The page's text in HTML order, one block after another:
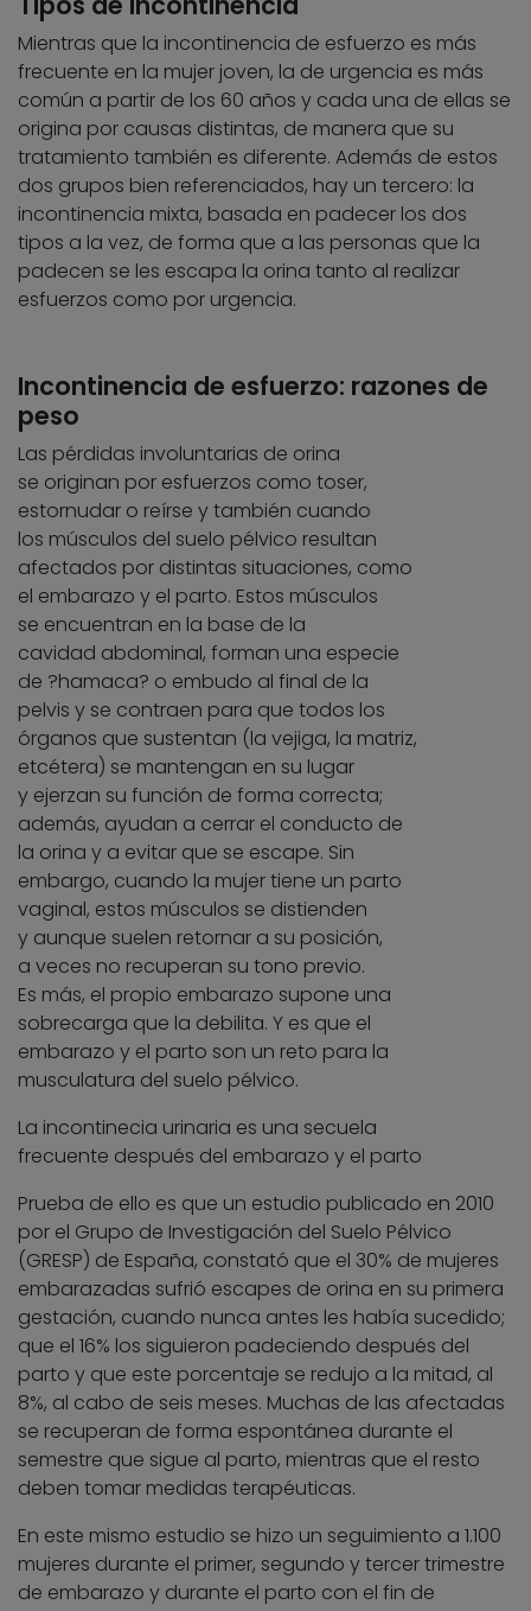
Mientras que la incontinencia de esfuerzo es más
frecuente en la mujer joven, la de urgencia es más
común a partir de los 60 años y cada una de ellas se
origina por causas distintas, de manera que su
tratamiento también es diferente. Además de estos
dos grupos bien referenciados, hay un tercero: la
incontinencia mixta, basada en padecer los dos
tipos a la vez, de forma que a las personas que la
padecen se les escapa la orina tanto al realizar
esfuerzos como por urgencia.
Incontinencia de esfuerzo: razones de
peso
Las pérdidas involuntarias de orina
se originan por esfuerzos como toser,
estornudar o reírse y también cuando
los músculos del suelo pélvico resultan
afectados por distintas situaciones, como
el embarazo y el parto. Estos músculos
se encuentran en la base de la
cavidad abdominal, forman una especie
de ?hamaca? o embudo al final de la
pelvis y se contraen para que todos los
órganos que sustentan (la vejiga, la matriz,
etcétera) se mantengan en su lugar
y ejerzan su función de forma correcta;
además, ayudan a cerrar el conducto de
la orina y a evitar que se escape. Sin
embargo, cuando la mujer tiene un parto
vaginal, estos músculos se distienden
y aunque suelen retornar a su posición,
a veces no recuperan su tono previo.
Es más, el propio embarazo supone una
sobrecarga que la debilita. Y es que el
embarazo y el parto son un reto para la
musculatura del suelo pélvico.
La incontinecia urinaria es una secuela
frecuente después del embarazo y el parto
Prueba de ello es que un estudio publicado en 2010
por el Grupo de Investigación del Suelo Pélvico
(GRESP) de España, constató que el 30% de mujeres
embarazadas sufrió escapes de orina en su primera
gestación, cuando nunca antes les había sucedido;
que el 16% los siguieron padeciendo después del
parto y que este porcentaje se redujo a la mitad, al
8%, al cabo de seis meses. Muchas de las afectadas
se recuperan de forma espontánea durante el
semestre que sigue al parto, mientras que el resto
deben tomar medidas terapéuticas.
En este mismo estudio se hizo un seguimiento a 1.100
mujeres durante el primer, segundo y tercer trimestre
de embarazo y durante el parto con el fin de